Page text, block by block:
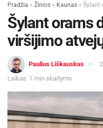
Pradžia » Žinios » Kaunas » Šylant
Šylant orams
viršijimo
Paulius Liškauskas
Laikas: 1 min skaitymo